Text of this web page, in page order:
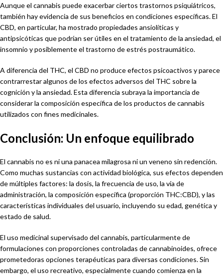
Aunque el cannabis puede exacerbar ciertos trastornos psiquiátricos,
también hay evidencia de sus beneficios en condiciones específicas. El
CBD, en particular, ha mostrado propiedades ansiolíticas y
antipsicóticas que podrían ser útiles en el tratamiento de la ansiedad, el
insomnio y posiblemente el trastorno de estrés postraumático.
A diferencia del THC, el CBD no produce efectos psicoactivos y parece
contrarrestar algunos de los efectos adversos del THC sobre la
cognición y la ansiedad. Esta diferencia subraya la importancia de
considerar la composición específica de los productos de cannabis
utilizados con fines medicinales.
Conclusión: Un enfoque equilibrado
El cannabis no es ni una panacea milagrosa ni un veneno sin redención.
Como muchas sustancias con actividad biológica, sus efectos dependen
de múltiples factores: la dosis, la frecuencia de uso, la vía de
administración, la composición específica (proporción THC:CBD), y las
características individuales del usuario, incluyendo su edad, genética y
estado de salud.
El uso medicinal supervisado del cannabis, particularmente de
formulaciones con proporciones controladas de cannabinoides, ofrece
prometedoras opciones terapéuticas para diversas condiciones. Sin
embargo, el uso recreativo, especialmente cuando comienza en la